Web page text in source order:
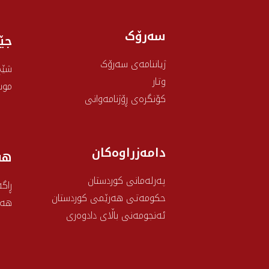
سەرۆک
ژیاننامەی سەرۆک
وتار
کۆنگرەی ڕۆژنامەوانی
دامەزراوەکان
پەرلەمانی کوردستان
حکومەتی هەرێمی کوردستان
ئەنجومەنی باڵای دادوەری